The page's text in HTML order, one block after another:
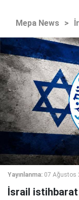
Mepa News >
Yayınlanma: 07 Ağustos
İsrail istihbarat